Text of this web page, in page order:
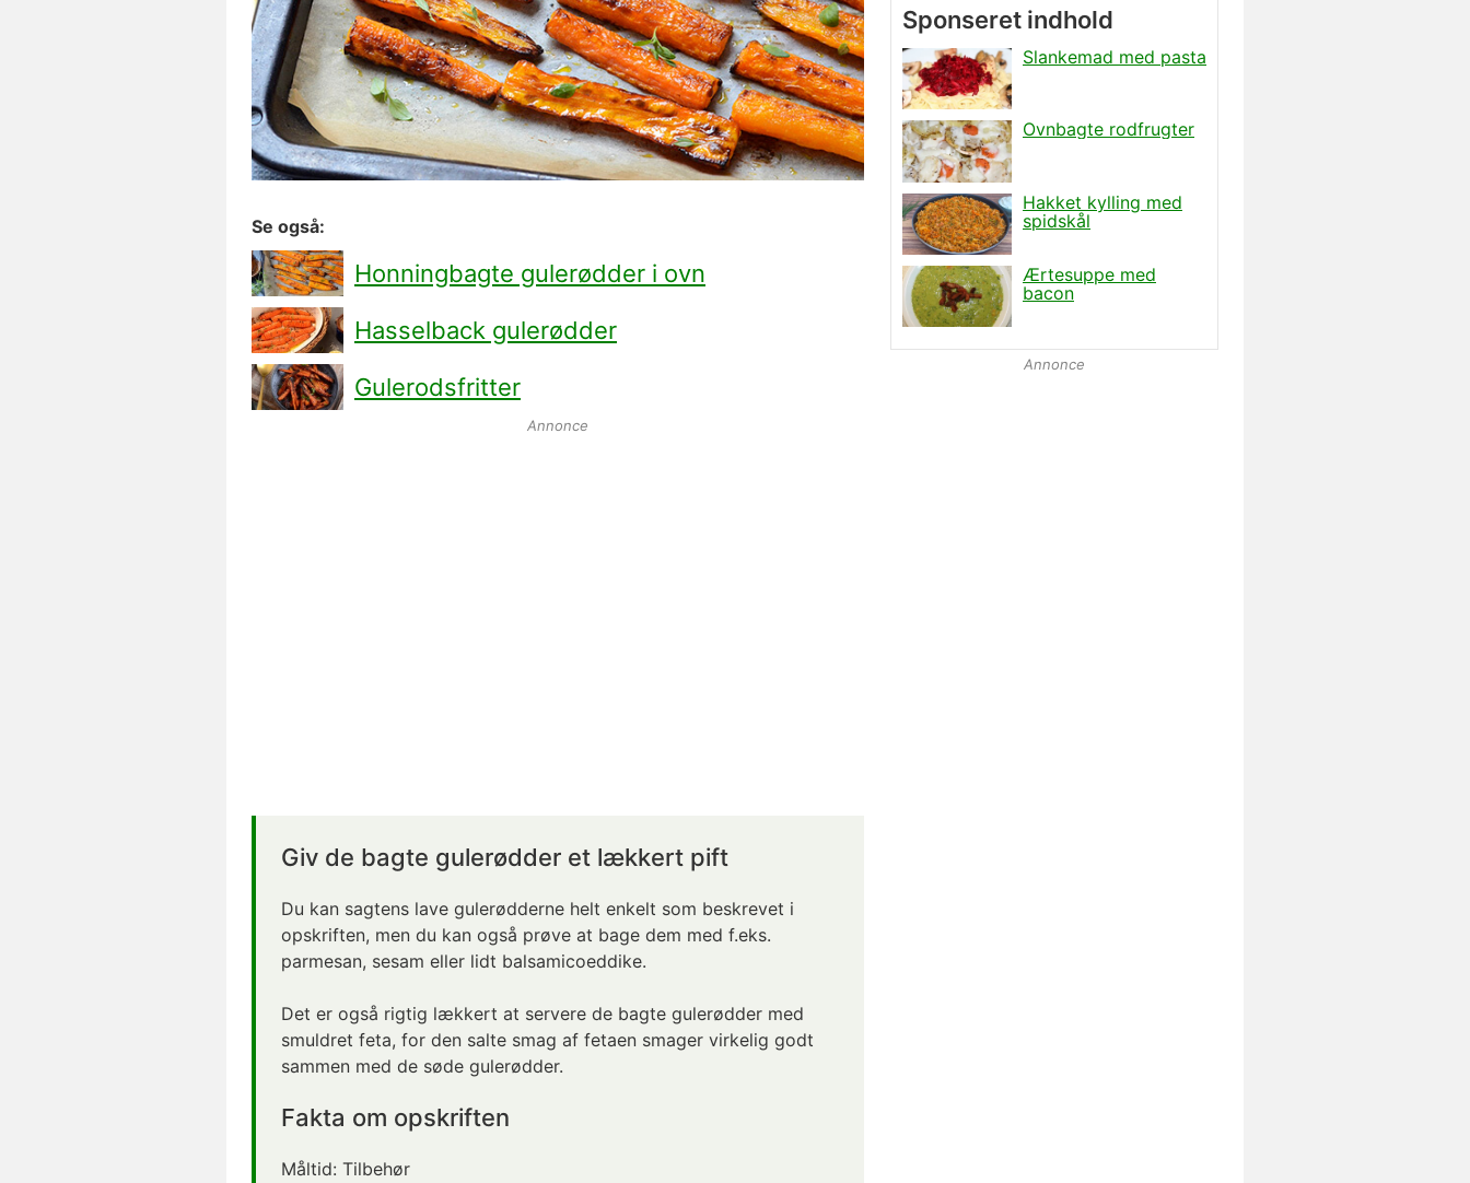
Se også:
Honningbagte gulerødder i ovn
Hasselback gulerødder
Gulerodsfritter
Annonce
Giv de bagte gulerødder et lækkert pift
Du kan sagtens lave gulerødderne helt enkelt som beskrevet i
opskriften, men du kan også prøve at bage dem med f.eks.
parmesan, sesam eller lidt balsamicoeddike.
Det er også rigtig lækkert at servere de bagte gulerødder med
smuldret feta, for den salte smag af fetaen smager virkelig godt
sammen med de søde gulerødder.
Fakta om opskriften
Måltid: Tilbehør
Annonce